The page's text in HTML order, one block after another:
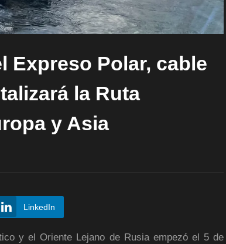
Expreso Polar, cable
la Ruta
y Asia
LinkedIn
y el Oriente Lejano de Rusia empezó el 5 de